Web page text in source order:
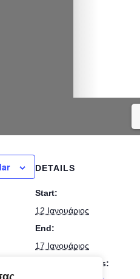
DETAILS
Start:
12 Ιανουάριος
End:
17 Ιανουάριος
Event Categories: